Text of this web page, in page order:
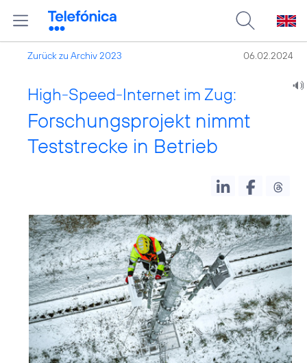
Zurück zu Archiv 2023 06.02.2024
High-Speed-Internet im Zug:
Forschungsprojekt nimmt
Teststrecke in Betrieb